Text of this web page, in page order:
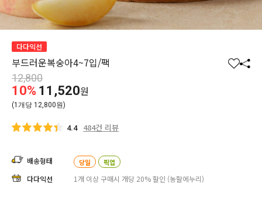
다다익선
부드러운복숭아4~7입/팩
찜 공
12,800
10% 11,520원
(1개당 12,800원)
4.4 484건 리뷰
배송형태 당일 픽업
다다익선 1개 이상 구매시 개당 20% 할인 (농할에누리)